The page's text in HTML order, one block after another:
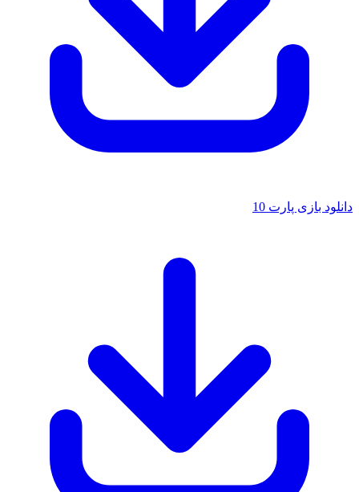
دانلود بازی پارت 10